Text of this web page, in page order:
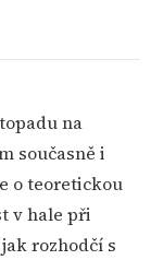
na
současně i
o teoretickou
v hale při
rozhodčí s